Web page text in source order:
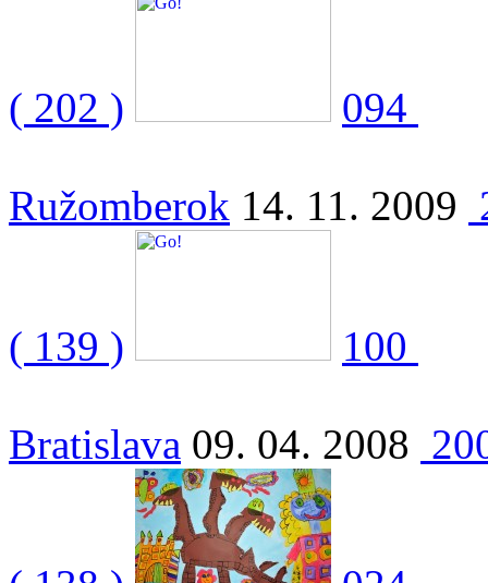
( 202 ) 094
Ružomberok 14. 11. 2009
( 139 ) 100
Bratislava 09. 04. 2008